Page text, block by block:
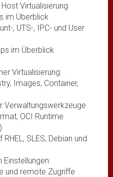
Virtualisierung
im Überblick
, UTS-, IPC- und User
im Überblick
Virtualisierung
Images, Container,
Verwaltungswerkzeuge
OCI Runtime
SLES, Debian und
und remote Zugriffe